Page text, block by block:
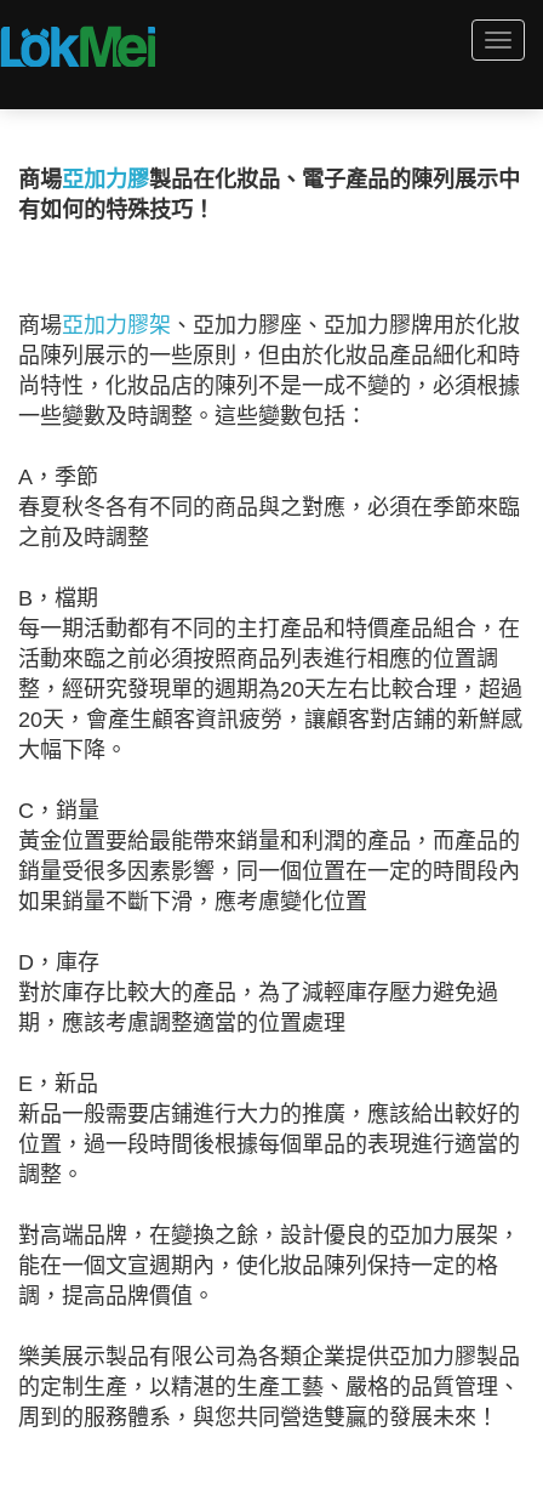
商場亞加力膠製品在化妝品、電子產品的陳列展示中
有如何的特殊技巧！
商場亞加力膠架 、亞加力膠座、亞加力膠牌用於化妝
品陳列展示的一些原則，但由於化妝品產品細化和時
尚特性，化妝品店的陳列不是一成不變的，必須根據
一些變數及時調整。這些變數包括：
A，季節
春夏秋冬各有不同的商品與之對應，必須在季節來臨
之前及時調整
B，檔期
每一期活動都有不同的主打產品和特價產品組合，在
活動來臨之前必須按照商品列表進行相應的位置調
整，經研究發現單的週期為20天左右比較合理，超過
20天，會產生顧客資訊疲勞，讓顧客對店鋪的新鮮感
大幅下降。
C，銷量
黃金位置要給最能帶來銷量和利潤的產品，而產品的
銷量受很多因素影響，同一個位置在一定的時間段內
如果銷量不斷下滑，應考慮變化位置
D，庫存
對於庫存比較大的產品，為了減輕庫存壓力避免過
期，應該考慮調整適當的位置處理
E，新品
新品一般需要店鋪進行大力的推廣，應該給出較好的
位置，過一段時間後根據每個單品的表現進行適當的
調整。
對高端品牌，在變換之餘，設計優良的亞加力展架，
能在一個文宣週期內，使化妝品陳列保持一定的格
調，提高品牌價值。
樂美展示製品有限公司為各類企業提供亞加力膠製品
的定制生產，以精湛的生產工藝、嚴格的品質管理、
周到的服務體系，與您共同營造雙贏的發展未來！